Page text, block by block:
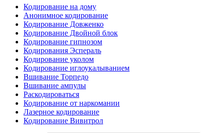
Кодирование на дому
Анонимное кодирование
Кодирование Довженко
Кодирование Двойной блок
Кодирование гипнозом
Кодирования Эспераль
Кодирование уколом
Кодирование иглоукалыванием
Вшивание Торпедо
Вшивание ампулы
Раскодироваться
Кодирование от наркомании
Лазерное кодирование
Кодирование Вивитрол